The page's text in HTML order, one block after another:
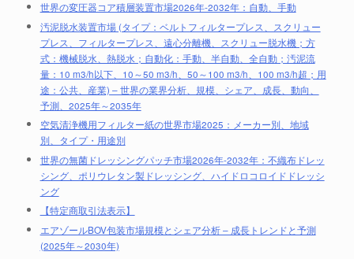
世界の変圧器コア積層装置市場2026年-2032年：自動、手動
汚泥脱水装置市場 (タイプ：ベルトフィルタープレス、スクリュー
プレス、フィルタープレス、遠心分離機、スクリュー脱水機；方
式：機械脱水、熱脱水；自動化：手動、半自動、全自動；汚泥流
量：10 m3/h以下、10～50 m3/h、50～100 m3/h、100 m3/h超；用
途：公共、産業) – 世界の業界分析、規模、シェア、成長、動向、
予測、2025年～2035年
空気清浄機用フィルター紙の世界市場2025：メーカー別、地域
別、タイプ・用途別
世界の無菌ドレッシングパッチ市場2026年-2032年：不織布ドレッ
シング、ポリウレタン製ドレッシング、ハイドロコロイドドレッシ
ング
【特定商取引法表示】
エアゾールBOV包装市場規模とシェア分析 – 成長トレンドと予測
(2025年～2030年)